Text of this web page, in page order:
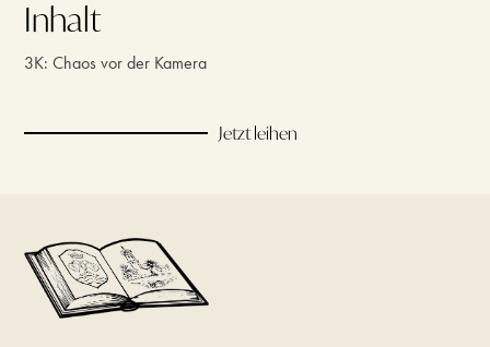
Inhalt
3K: Chaos vor der Kamera
Jetzt leihen